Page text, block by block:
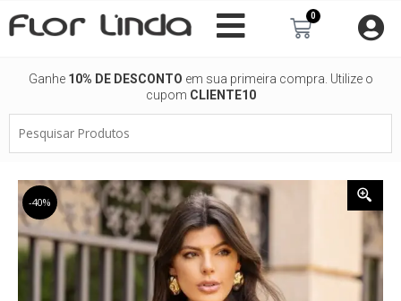
para
0
Carrinho
Ganhe 10% DE DESCONTO em sua primeira compra. Utilize o
cupom CLIENTE10
Produtos
-40%